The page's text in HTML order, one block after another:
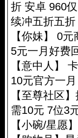
折 安卓 960
续冲五折五折
【你妹】 0
5元一月好费
【意中人】
10元官方一月
【至尊社区
需10元 7位3
【小碗/星愿